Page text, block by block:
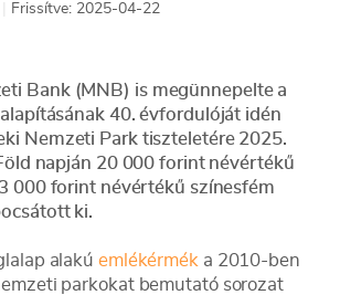
Frissítve: 2025-04-22
Bank (MNB) is megünnepelte a
40. évfordulóját idén
Nemzeti Park tiszteletére 2025.
napján 20 000 forint névértékű
000 forint névértékű színesfém
ki.
alakú emlékérmék a 2010-ben
parkokat bemutató sorozat